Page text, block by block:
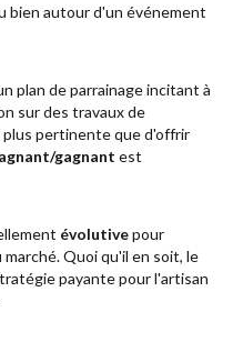
bien autour d'un événement
plan de parrainage incitant à
sur des travaux de
plus pertinente que d'offrir
gagnant est
évolutivepour
Quoi qu'il en soit, le
payante pour l'artisan